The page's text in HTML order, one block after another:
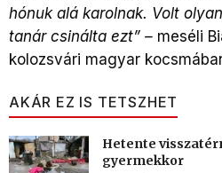
hónuk alá karolnak. Volt
tanár csinálta ezt” – meséli
kolozsvári magyar
AKÁR EZ IS TETSZHET
Hetente
gyermekkor